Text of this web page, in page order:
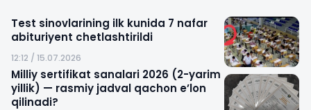
Test sinovlarining ilk kunida 7 nafar
abituriyent chetlashtirildi
12:12 / 15.07.2026
Milliy sertifikat sanalari 2026 (2-yarim
yillik) — rasmiy jadval qachon e’lon
qilinadi?